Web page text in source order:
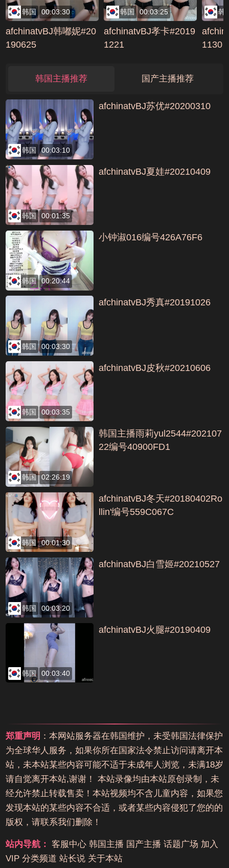
韩国 00:03:30
afchinatvBJ韩嘟妮#20
190625
韩国 00:03:25
afchinatvBJ孝卡#2019
1221
韩
1130
韩国主播推荐 国产主播推荐
韩国 00:03:10
afchinatvBJ苏优#20200310
韩国 00:01:35
afchinatvBJ夏娃#20210409
韩国 00:20:44
小钟淑016编号426A76F6
韩国 00:03:30
afchinatvBJ秀真#20191026
韩国 00:03:35
afchinatvBJ皮秋#20210606
韩国 02:26:19
韩国主播雨莉yul2544#202107
22编号40900FD1
韩国 00:01:30
afchinatvBJ冬天#20180402Ro
llin'编号559C067C
韩国 00:03:20
afchinatvBJ白雪姬#20210527
韩国 00:03:40
afchinatvBJ火腿#20190409
郑重声明 ：本网站服务器在韩国维护，未受韩国法律保护
为全球华人服务，如果你所在国家法令禁止访问请离开本
站，未本站某些内容可能不适于未成年人浏览，未满18岁
请自觉离开本站,谢谢！ 本站录像均由本站原创录制，未
经允许禁止转载售卖！本站视频均不含儿童内容，如果您
发现本站的某些内容不合适，或者某些内容侵犯了您的的
版权，请联系我们删除！
站内导航： 客服中心 韩国主播 国产主播 话题广场 加入
VIP 分类频道 站长说 关于本站